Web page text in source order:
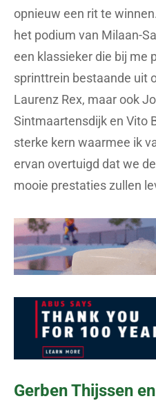
opnieuw een rit te
het podium van Milaan-
een klassieker die bij me
sprinttrein bestaande uit
Laurenz Rex, maar ook
Sintmaartensdijk en Vito
sterke kern waarmee ik
ervan overtuigd dat we
mooie prestaties zullen
Gerben Thijssen